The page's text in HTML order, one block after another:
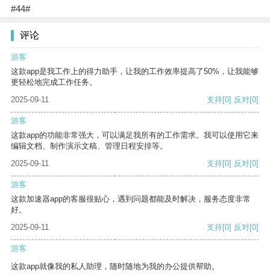
#44#
评论
游客
这款app是我工作上的得力助手，让我的工作效率提高了50%，让我能够
更轻松地完成工作任务。
2025-09-11
支持[0] 反对[0]
游客
这款app的功能非常强大，可以满足我所有的工作需求。我可以使用它来
编辑文档、制作演示文稿、管理日程安排等。
2025-09-11
支持[0] 反对[0]
游客
这款加速器app的客服很贴心，遇到问题都能及时解决，服务态度非常
好。
2025-09-11
支持[0] 反对[0]
游客
这款app就像我的私人助理，随时随地为我的办公提供帮助。